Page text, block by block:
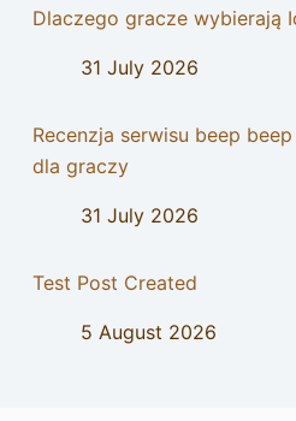
Dlaczego gracze wybierają
31 July 2026
Recenzja serwisu beep
dla graczy
31 July 2026
Test Post Created
5 August 2026